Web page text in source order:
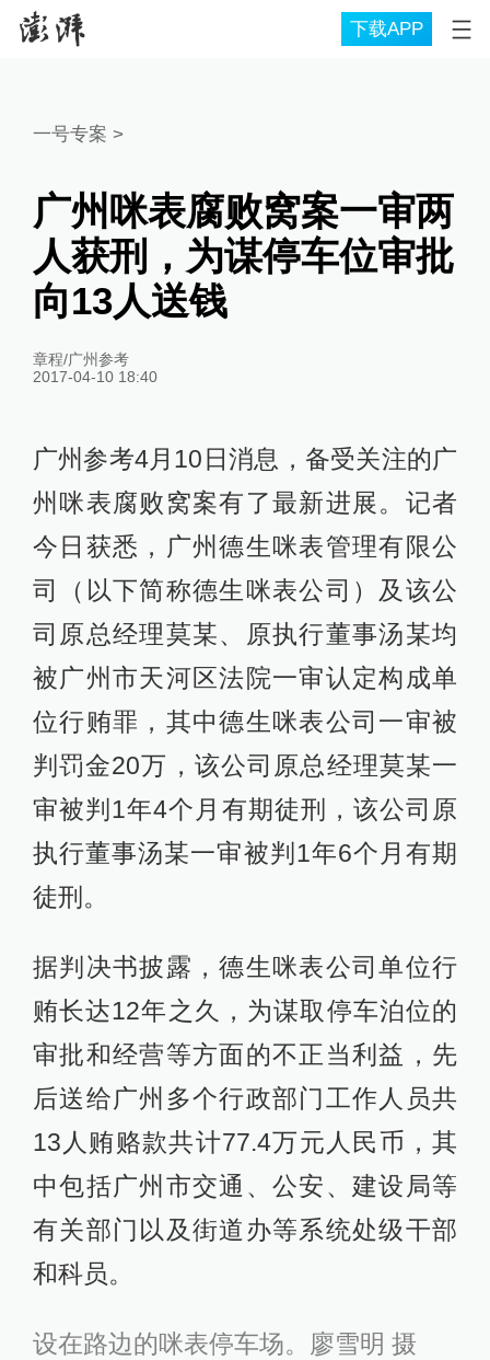
下载APP
一号专案 >
广州咪表腐败窝案一审两
人获刑，为谋停车位审批
向13人送钱
章程/广州参考
2017-04-10 18:40
广州参考4月10日消息，备受关注的广
州咪表腐败窝案有了最新进展。记者
今日获悉，广州德生咪表管理有限公
司（以下简称德生咪表公司）及该公
司原总经理莫某、原执行董事汤某均
被广州市天河区法院一审认定构成单
位行贿罪，其中德生咪表公司一审被
判罚金20万，该公司原总经理莫某一
审被判1年4个月有期徒刑，该公司原
执行董事汤某一审被判1年6个月有期
徒刑。
据判决书披露，德生咪表公司单位行
贿长达12年之久，为谋取停车泊位的
审批和经营等方面的不正当利益，先
后送给广州多个行政部门工作人员共
13人贿赂款共计77.4万元人民币，其
中包括广州市交通、公安、建设局等
有关部门以及街道办等系统处级干部
和科员。
设在路边的咪表停车场。廖雪明 摄